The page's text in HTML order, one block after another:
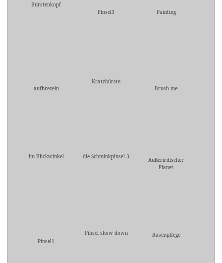
Bürstenkopf
Pinsel3
Painting
aufbrezeln
Kratzbürste
Brush me
im Blickwinkel die Schminkpinsel 3
Außerirdischer
Planet
Pinsel1
Pinsel show down Rasenpflege